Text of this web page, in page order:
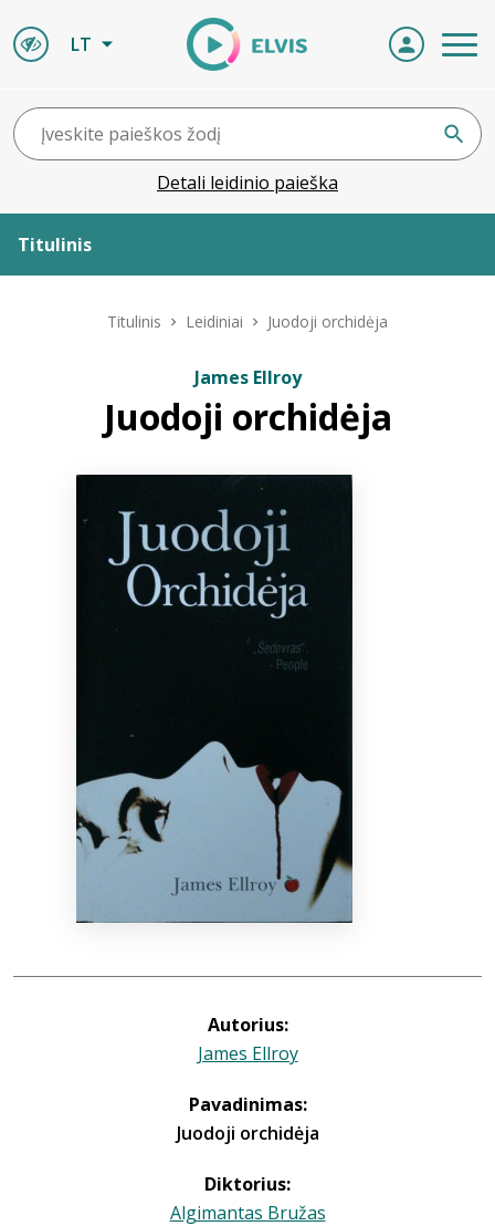
LT
Detali leidinio paieška
Titulinis
ELVIS atvyksta
Bibliotekoms
Titulinis Leidiniai Juodoji orchidėja
James Ellroy
Juodoji orchidėja
Autorius:
James Ellroy
Pavadinimas:
Juodoji orchidėja
Diktorius:
Algimantas Bružas